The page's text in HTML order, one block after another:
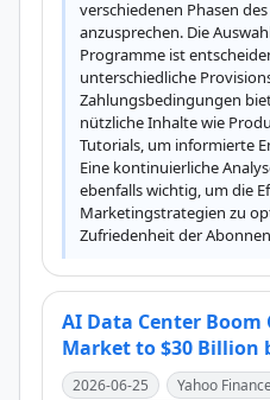
verschiedenen Phasen
anzusprechen. Die
Programme ist
unterschiedliche
Zahlungsbedingungen
nützliche Inhalte wie
Tutorials, um informierte
Eine kontinuierliche
ebenfalls wichtig, um die
Marketingstrategien zu
Zufriedenheit der
AI Data Center Boom
Market to $30 Billion
2026-06-25
Yahoo Finance